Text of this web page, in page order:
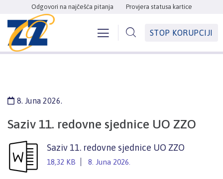
Odgovori na najčešća pitanja Provjera statusa kartice
STOP KORUPCIJI
8. Juna 2026.
Saziv 11. redovne sjednice UO ZZO
Saziv 11. redovne sjednice UO ZZO
18,32 KB 8. Juna 2026.